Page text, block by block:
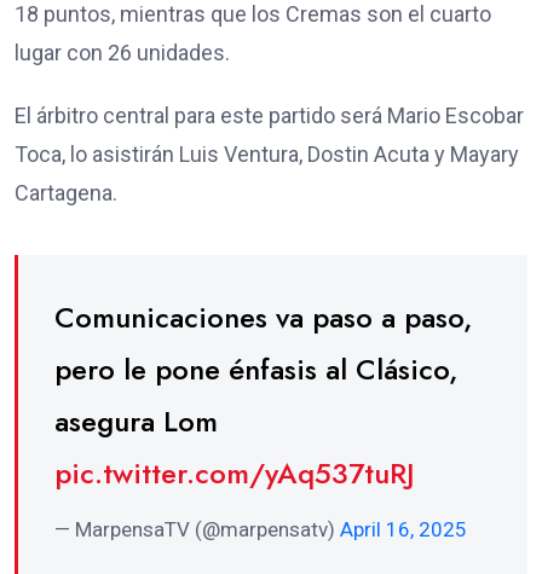
18 puntos, mientras que los Cremas son el cuarto
lugar con 26 unidades.
El árbitro central para este partido será Mario Escobar
Toca, lo asistirán Luis Ventura, Dostin Acuta y Mayary
Cartagena.
Comunicaciones va paso a paso,
pero le pone énfasis al Clásico,
asegura Lom
pic.twitter.com/yAq537tuRJ
— MarpensaTV (@marpensatv) April 16, 2025